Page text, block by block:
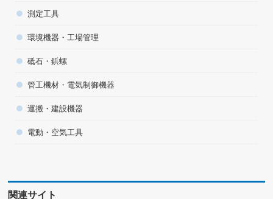
測定工具
環境機器・工場管理
砥石・鋲螺
管工機材・電気制御機器
運搬・建設機器
電動・空気工具
関連サイト